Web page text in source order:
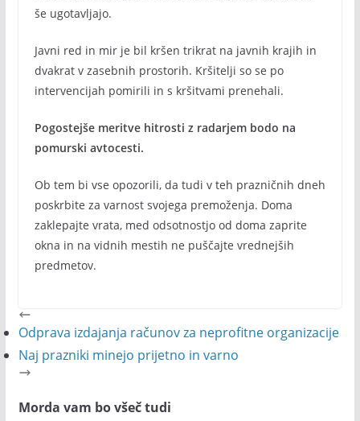
še ugotavljajo.
Javni red in mir je bil kršen trikrat na javnih krajih in
dvakrat v zasebnih prostorih. Kršitelji so se po
intervencijah pomirili in s kršitvami prenehali.
Pogostejše meritve hitrosti z radarjem bodo na
pomurski avtocesti.
Ob tem bi vse opozorili, da tudi v teh prazničnih dneh
poskrbite za varnost svojega premoženja. Doma
zaklepajte vrata, med odsotnostjo od doma zaprite
okna in na vidnih mestih ne puščajte vrednejših
predmetov.
Odprava izdajanja računov za neprofitne organizacije
Naj prazniki minejo prijetno in varno
Morda vam bo všeč tudi